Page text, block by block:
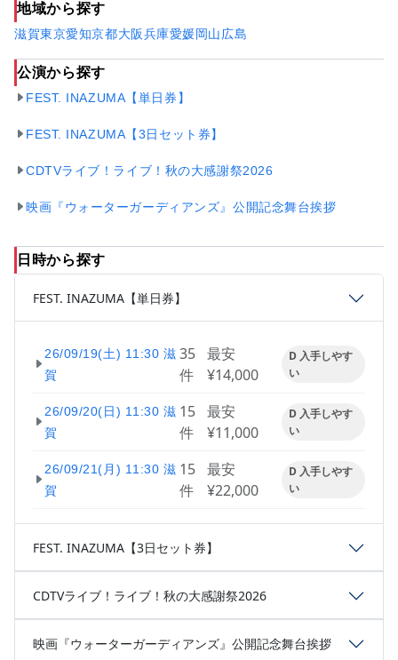
地域から探す
滋賀東京愛知京都大阪兵庫愛媛岡山広島
公演から探す
FEST. INAZUMA【単日券】
FEST. INAZUMA【3日セット券】
CDTVライブ！ライブ！秋の大感謝祭2026
映画『ウォーターガーディアンズ』公開記念舞台挨拶
日時から探す
FEST. INAZUMA【単日券】
26/09/19(土) 11:30 滋
賀
35
件
最安
¥14,000
D 入手しやす
い
26/09/20(日) 11:30 滋
賀
15
件
最安
¥11,000
D 入手しやす
い
26/09/21(月) 11:30 滋
賀
15
件
最安
¥22,000
D 入手しやす
い
FEST. INAZUMA【3日セット券】
CDTVライブ！ライブ！秋の大感謝祭2026
映画『ウォーターガーディアンズ』公開記念舞台挨拶